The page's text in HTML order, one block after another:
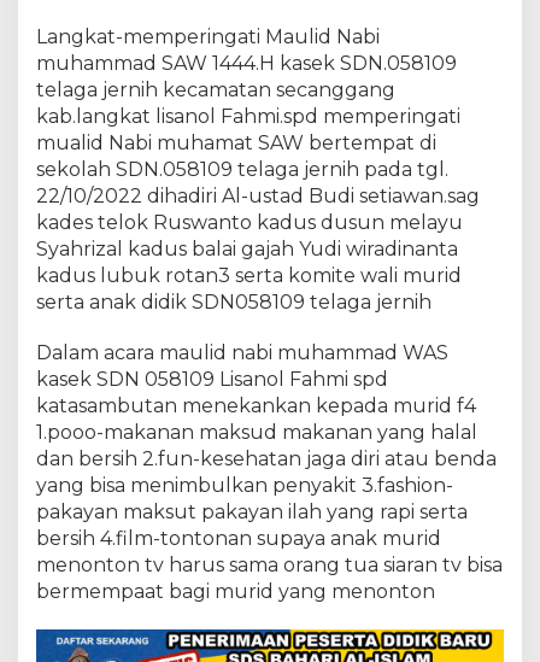
s
a
n
o
F
a
h
m
.
s
p
a
d
a
k
a
n
m
a
u
l
i
d
n
a
b
Langkat-memperingati Maulid Nabi
muhammad SAW 1444.H kasek SDN.058109
telaga jernih kecamatan secanggang
kab.langkat lisanol Fahmi.spd memperingati
mualid Nabi muhamat SAW bertempat di
sekolah SDN.058109 telaga jernih pada tgl.
22/10/2022 dihadiri Al-ustad Budi setiawan.sag
kades telok Ruswanto kadus dusun melayu
Syahrizal kadus balai gajah Yudi wiradinanta
kadus lubuk rotan3 serta komite wali murid
serta anak didik SDN058109 telaga jernih
Dalam acara maulid nabi muhammad WAS
kasek SDN 058109 Lisanol Fahmi spd
katasambutan menekankan kepada murid f4
1.pooo-makanan maksud makanan yang halal
dan bersih 2.fun-kesehatan jaga diri atau benda
yang bisa menimbulkan penyakit 3.fashion-
pakayan maksut pakayan ilah yang rapi serta
bersih 4.film-tontonan supaya anak murid
menonton tv harus sama orang tua siaran tv bisa
bermempaat bagi murid yang menonton